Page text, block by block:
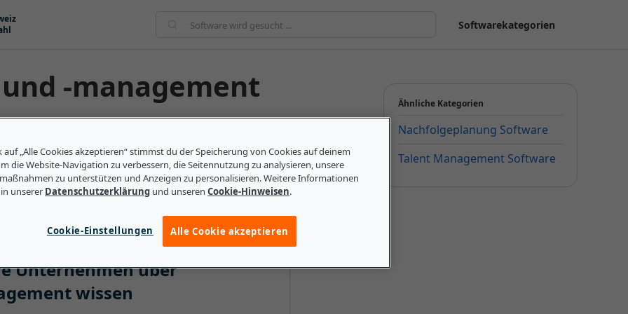
Softwarekategorien
und -management
stellen sicher, dass die Übernahme eines
So werden negative Auswirkungen auf das
vorbereitet zu sein, bevor er eintritt.
oder ein Pool von Talenten vorhanden sind, damit
Ruder übernehmen kann.
Unternehmen über
wissen
Ähnliche Kategorien
Nachfolgeplanung Software
Talent Management Software
auf „Alle Cookies akzeptieren“ stimmst du der Speicherung von Cookies auf deinem
die Website-Navigation zu verbessern, die Seitennutzung zu analysieren, unsere
zu unterstützen und Anzeigen zu personalisieren. Weitere Informationen
unserer Datenschutzerklärung und unseren Cookie-Hinweisen.
Cookie-Einstellungen Alle Cookie akzeptieren